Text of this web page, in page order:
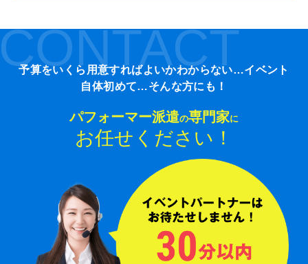
予算をいくら用意すればよいかわからない…イベント
自体初めて…そんな方にも！
パフォーマー派遣の専門家に
お任せください！